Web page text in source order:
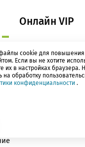
Онлайн VIP
по теме
"Корпоративная
праве" - Весна
cookie для повышения
Если вы не хотите
их в настройках
на обработку
конфиденциальности .